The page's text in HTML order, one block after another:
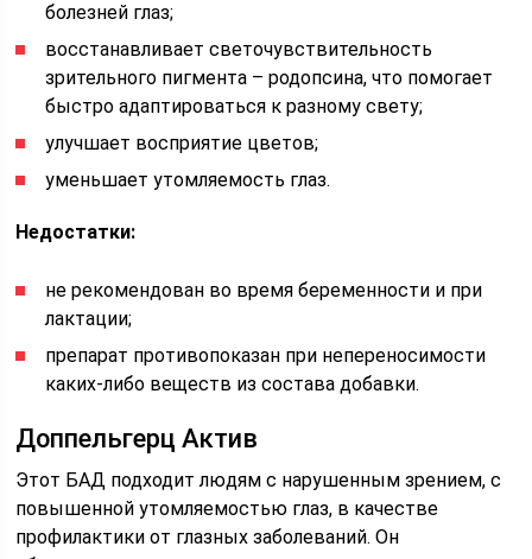
болезней глаз;
восстанавливает светочувствительность
зрительного пигмента – родопсина, что помогает
быстро адаптироваться к разному свету;
улучшает восприятие цветов;
уменьшает утомляемость глаз.
Недостатки:
не рекомендован во время беременности и при
лактации;
препарат противопоказан при непереносимости
каких-либо веществ из состава добавки.
Доппельгерц Актив
Этот БАД подходит людям с нарушенным зрением, с
повышенной утомляемостью глаз, в качестве
профилактики от глазных заболеваний. Он